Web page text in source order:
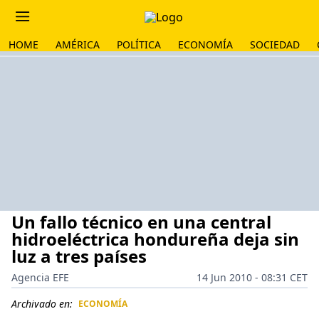
HOME AMÉRICA POLÍTICA ECONOMÍA SOCIEDAD
Un fallo técnico en una central
hidroeléctrica hondureña deja sin
luz a tres países
Agencia EFE
14 Jun 2010 - 08:31 CET
Archivado en: ECONOMÍA